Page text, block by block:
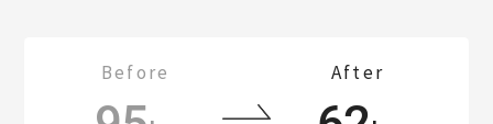
Before After